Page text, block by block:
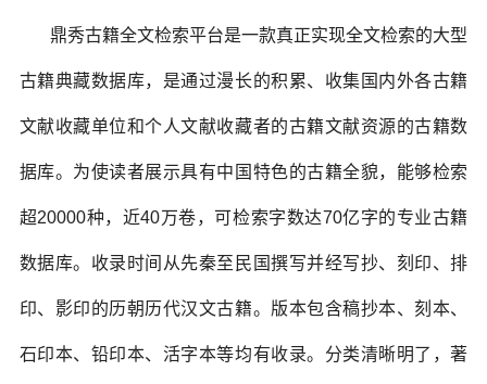
鼎秀古籍全文检索平台是一款真正实现全文检索的大型
古籍典藏数据库，是通过漫长的积累、收集国内外各古籍
文献收藏单位和个人文献收藏者的古籍文献资源的古籍数
据库。为使读者展示具有中国特色的古籍全貌，能够检索
超20000种，近40万卷，可检索字数达70亿字的专业古籍
数据库。收录时间从先秦至民国撰写并经写抄、刻印、排
印、影印的历朝历代汉文古籍。版本包含稿抄本、刻本、
石印本、铅印本、活字本等均有收录。分类清晰明了，著